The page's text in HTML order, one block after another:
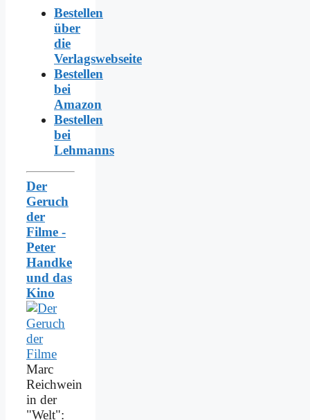
Bestellen
über
die
Verlagswebseite
Bestellen
bei
Amazon
Bestellen
bei
Lehmanns
Der
Geruch
der
Filme -
Peter
Handke
und das
Kino
Marc
Reichwein
in der
"Welt":